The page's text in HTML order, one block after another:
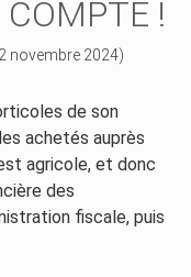
COMPTE !
novembre 2024)
de son
achetés auprès
agricole, et donc
des
fiscale, puis